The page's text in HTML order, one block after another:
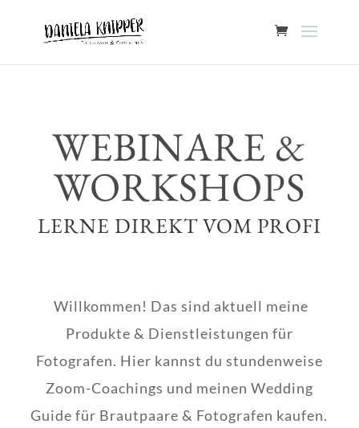
WEBINARE &
WORKSHOPS
LERNE DIREKT VOM PROFI
Willkommen! Das sind aktuell meine
Produkte & Dienstleistungen für
Fotografen. Hier kannst du stundenweise
Zoom-Coachings und meinen Wedding
Guide für Brautpaare & Fotografen kaufen.